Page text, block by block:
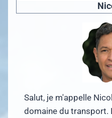
Salut, je m'appelle
domaine du transport.